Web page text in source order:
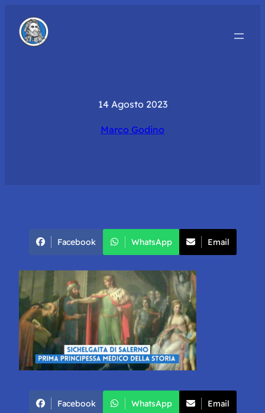
14 Agosto 2023
Marco Godino
Facebook WhatsApp Email
Facebook WhatsApp Email